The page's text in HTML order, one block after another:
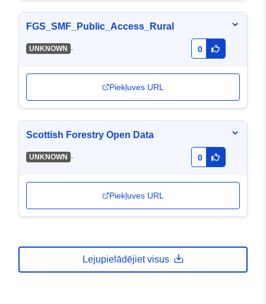
FGS_SMF_Public_Access_Rural
UNKNOWN - 0
Piekļuves URL
Scottish Forestry Open Data
UNKNOWN - 0
Piekļuves URL
Lejupielādējiet visus